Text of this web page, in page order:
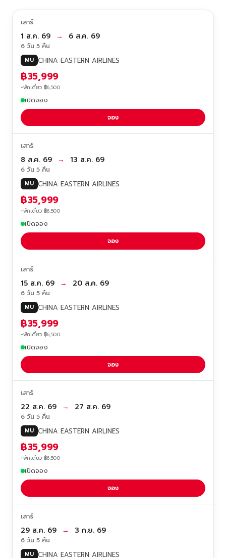
เสาร์
1 ส.ค. 69 → 6 ส.ค. 69
6 วัน 5 คืน
MU CHINA EASTERN AIRLINES
฿35,999
+พักเดี่ยว ฿6,500
เปิดจอง
จอง
เสาร์
8 ส.ค. 69 → 13 ส.ค. 69
6 วัน 5 คืน
MU CHINA EASTERN AIRLINES
฿35,999
+พักเดี่ยว ฿6,500
เปิดจอง
จอง
เสาร์
15 ส.ค. 69 → 20 ส.ค. 69
6 วัน 5 คืน
MU CHINA EASTERN AIRLINES
฿35,999
+พักเดี่ยว ฿6,500
เปิดจอง
จอง
เสาร์
22 ส.ค. 69 → 27 ส.ค. 69
6 วัน 5 คืน
MU CHINA EASTERN AIRLINES
฿35,999
+พักเดี่ยว ฿6,500
เปิดจอง
จอง
เสาร์
29 ส.ค. 69 → 3 ก.ย. 69
6 วัน 5 คืน
MU CHINA EASTERN AIRLINES